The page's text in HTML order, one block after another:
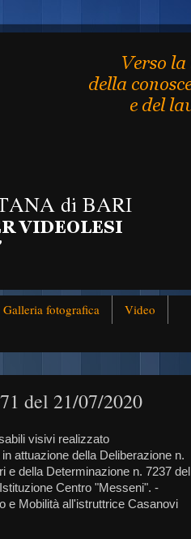
Galleria fotografica
Video
del 21/07/2020
visivi realizzato
attuazione della Deliberazione n.
e della Determinazione n. 7237 del
Centro "Messeni". -
e Mobilità all'istruttrice Casanovi